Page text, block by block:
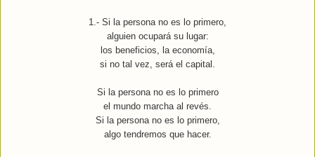
1.- Si la persona no es lo primero,
alguien ocupará su lugar:
los beneficios, la economía,
si no tal vez, será el capital.
Si la persona no es lo primero
el mundo marcha al revés.
Si la persona no es lo primero,
algo tendremos que hacer.